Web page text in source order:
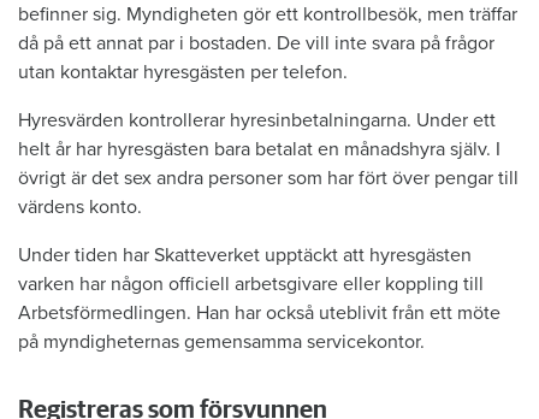
befinner sig. Myndigheten gör ett kontrollbesök, men träffar
då på ett annat par i bostaden. De vill inte svara på frågor
utan kontaktar hyresgästen per telefon.
Hyresvärden kontrollerar hyresinbetalningarna. Under ett
helt år har hyresgästen bara betalat en månadshyra själv. I
övrigt är det sex andra personer som har fört över pengar till
värdens konto.
Under tiden har Skatteverket upptäckt att hyresgästen
varken har någon officiell arbetsgivare eller koppling till
Arbetsförmedlingen. Han har också uteblivit från ett möte
på myndigheternas gemensamma servicekontor.
Registreras som försvunnen